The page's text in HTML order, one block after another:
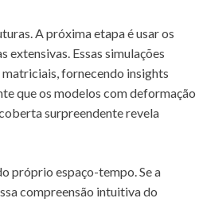
A próxima etapa é usar os
Essas simulações
fornecendo insights
que os modelos com deformação
surpreendente revela
próprio espaço-tempo. Se a
compreensão intuitiva do